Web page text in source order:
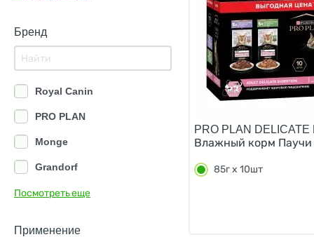
Бренд
Royal Canin
PRO PLAN
Monge
Grandorf
Eukanuba
Посмотреть еще
Применение
PRO PLAN DELICATE
Влажный корм Паучи
85г х 10шт